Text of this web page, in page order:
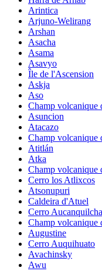
Arintica
Arjuno-Welirang
Arshan
Asacha
Asama
Asavyo
Île de l'Ascension
Askja
Aso
Champ volcanique
Asuncion
Atacazo
Champ volcanique
Atitlán
Atka
Champ volcanique
Cerro los Atlixcos
Atsonupuri
Caldeira d'Atuel
Cerro Aucanquilcha
Champ volcanique
Augustine
Cerro Auquihuato
Avachinsky
Awu